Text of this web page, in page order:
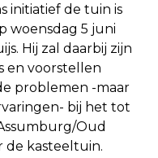
initiatief de tuin is
woensdag 5 juni
Hij zal daarbij zijn
en voorstellen
problemen -maar
bij het tot
Oud
de kasteeltuin.